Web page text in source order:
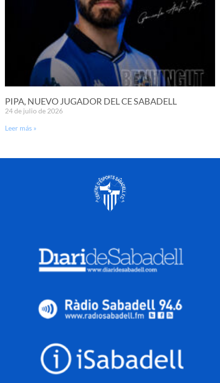
PIPA, NUEVO JUGADOR DEL CE SABADELL
24 de julio de 2026
Leer más »